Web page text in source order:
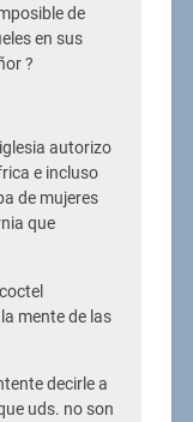
de
en sus
?
autorizo
e incluso
de mujeres
que
mente de las
decirle a
uds. no son